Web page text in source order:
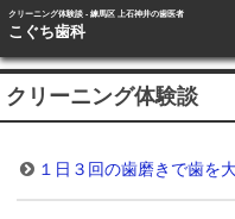
クリーニング体験談 - 練馬区 上石神井の歯医者
こぐち歯科
クリーニング体験談
１日３回の歯磨きで歯を
Googleマップ